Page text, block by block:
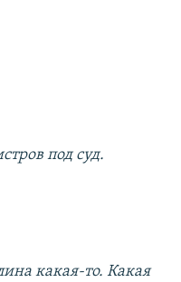
под суд.
какая-то. Какая